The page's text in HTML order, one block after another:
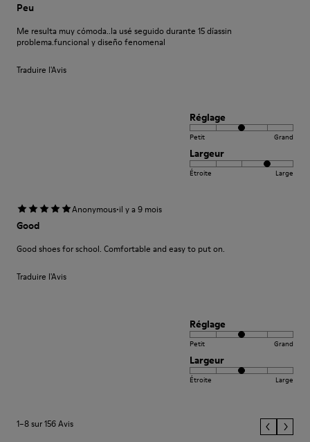
Peu
Me resulta muy cómoda..la usé seguido durante 15 díassin
problema.funcional y diseño fenomenal
Traduire l'Avis
Réglage
Petit Grand
Largeur
Étroite Large
Anonymous·il y a 9 mois
Good
Good shoes for school. Comfortable and easy to put on.
Traduire l'Avis
Réglage
Petit Grand
Largeur
Étroite Large
1–8 sur 156 Avis